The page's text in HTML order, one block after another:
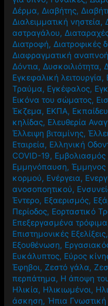
Δέρμα, Διαβήτης,
Διαλειμματική νηστεία,
αστραγάλου,
Διατροφή, Διατροφικές
Διαφραγματική αναπνοή
Δόντια, Δυσκοιλιότητα,
Εγκεφαλική λειτουργία,
Τραύμα, Εγκέφαλος,
Εικόνα του σώματος,
Έκζεμα, ΕΚΠΑ,
κηλίδας, Ελευθερία
Έλλειψη βιταμίνης,
Εταιρεία, Ελληνική
COVID-19,
Εμμηνόπαυση,Έμμηνος
κορμού, Ενέργεια,
ανοσοποητικού,
Έντερο, Εξαερισμός,
Περίοδος, Εορταστικό
Επεξεργασμένα τρόφιμα
Επιστημονικές Εξελίξεις,
Εξουθένωση,
Ευκάλυπτος, Εύρος
Έφηβοι,Ζεστό γάλα,
περπάτημα, Η άποψη του
Ηλικία, Ηλικιωμένοι,
άσκηση, Ήπια Γνωστική